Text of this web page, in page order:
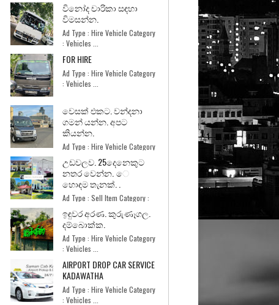
විනෝද චාරිකා සඳහා
විමසන්න.
Ad Type : Hire Vehicle Category
: Vehicles ...
FOR HIRE
Ad Type : Hire Vehicle Category
: Vehicles ...
වෙසක් එකට. වන්දනා
ගමන් යන්න. අපට
කියන්න.
Ad Type : Hire Vehicle Category
: Vehicles ...
උඩවලව. 25දෙනෙකුට
නතර වෙන්න. ෙ
හොඳම තැනක්. .
Ad Type : Sell Item Category :
Home and Garde... ඉඳුවර අරණ. කුරුණෑගල.
දම්බොක්ක.
Ad Type : Hire Vehicle Category
: Vehicles ...
AIRPORT DROP CAR SERVICE
KADAWATHA
Ad Type : Hire Vehicle Category
: Vehicles ...